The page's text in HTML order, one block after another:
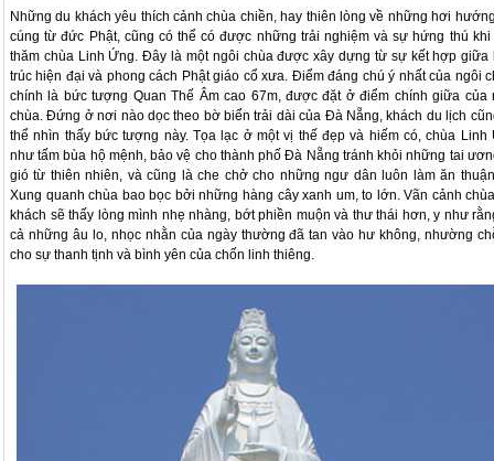
Những du khách yêu thích cảnh chùa chiền, hay thiên lòng về những hơi
cúng từ đức Phật, cũng có thể có được những trải nghiệm và sự hứng thú khi
thăm chùa Linh Ứng. Đây là một ngôi chùa được xây dựng từ sự kết hợp giữa
trúc hiện đại và phong cách Phật giáo cổ xưa. Điểm đáng chú ý nhất của ngôi
chính là bức tượng Quan Thế Âm cao 67m, được đặt ở điểm chính giữa của
chùa. Đứng ở nơi nào dọc theo bờ biển trải dài của Đà Nẵng, khách du lịch
thể nhìn thấy bức tượng này. Tọa lạc ở một vị thế đẹp và hiếm có, chùa Linh
như tấm bùa hộ mệnh, bảo vệ cho thành phố Đà Nẵng tránh khỏi những tai
gió từ thiên nhiên, và cũng là che chở cho những ngư dân luôn làm ăn
Xung quanh chùa bao bọc bởi những hàng cây xanh um, to lớn. Vãn cảnh
khách sẽ thấy lòng mình nhẹ nhàng, bớt phiền muộn và thư thái hơn, y như
cả những âu lo, nhọc nhằn của ngày thường đã tan vào hư không, nhường
cho sự thanh tịnh và bình yên của chốn linh thiêng.